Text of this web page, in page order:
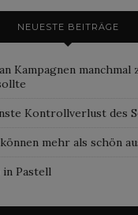
NEUESTE BEITRÄGE
Kampagnen manchmal
Kontrollverlust des
mehr als schön
Pastell